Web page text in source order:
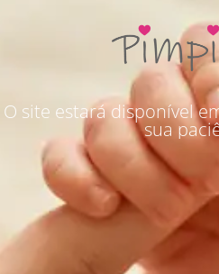
O site estará disponível
sua